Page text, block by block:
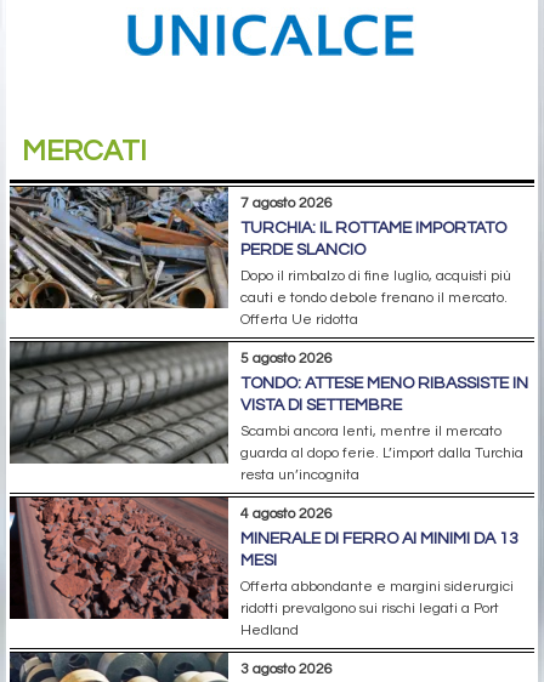
MERCATI
7 agosto 2026
TURCHIA: IL ROTTAME IMPORTATO
PERDE SLANCIO
Dopo il rimbalzo di fine luglio, acquisti più
cauti e tondo debole frenano il mercato.
Offerta Ue ridotta
5 agosto 2026
TONDO: ATTESE MENO RIBASSISTE IN
VISTA DI SETTEMBRE
Scambi ancora lenti, mentre il mercato
guarda al dopo ferie. L’import dalla Turchia
resta un’incognita
4 agosto 2026
MINERALE DI FERRO AI MINIMI DA 13
MESI
Offerta abbondante e margini siderurgici
ridotti prevalgono sui rischi legati a Port
Hedland
3 agosto 2026